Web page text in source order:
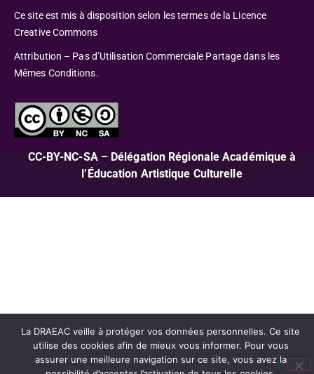
Ce site est mis à disposition selon les termes de la Licence
Creative Commons
Attribution – Pas d’Utilisation Commerciale Partage dans les
Mêmes Conditions.
CC-BY-NC-SA – Délégation Régionale Académique à
l’Éducation Artistique Culturelle
La DRAEAC veille à protéger vos données personnelles. Ce site
utilise des cookies afin de mieux vous informer. Pour vous
assurer une meilleure navigation sur ce site, vous avez la